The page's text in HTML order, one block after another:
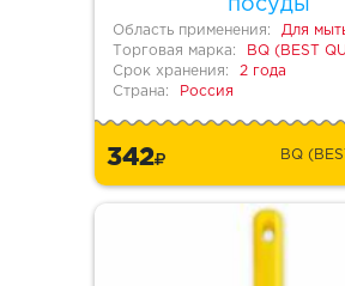
посуды
Область применения:
Для
Торговая марка:
BQ (BEST
Срок хранения:
2 года
Страна:
Россия
342 BQ